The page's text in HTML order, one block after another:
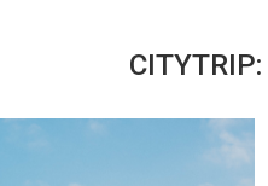
CITYTRIP: